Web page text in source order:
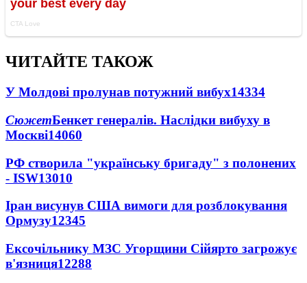
ЧИТАЙТЕ ТАКОЖ
У Молдові пролунав потужний вибух14334
СюжетБенкет генералів. Наслідки вибуху в
Москві14060
РФ створила "українську бригаду" з полонених
- ISW13010
Іран висунув США вимоги для розблокування
Ормузу12345
Ексочільнику МЗС Угорщини Сійярто загрожує
в'язниця12288